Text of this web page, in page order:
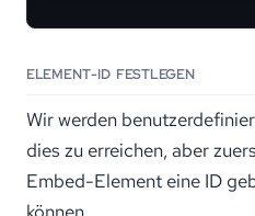
ELEMENT-ID FESTLEGEN
Wir werden
dies zu erreichen, aber
Embed-Element eine ID